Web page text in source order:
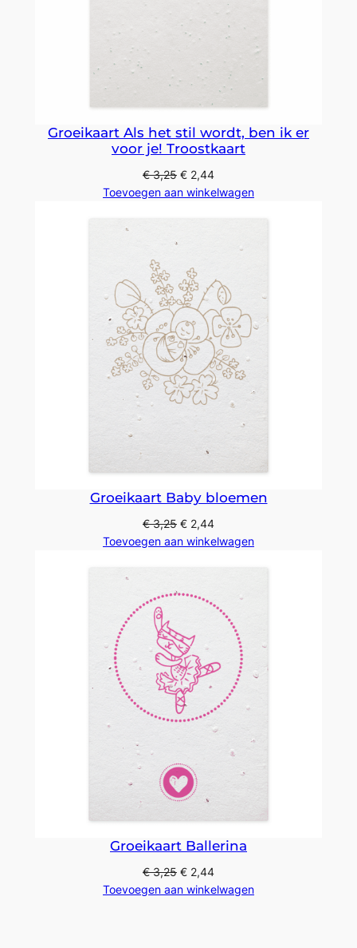
Groeikaart Als het stil wordt, ben ik er
voor je! Troostkaart
€3,25 € 2,44
Toevoegen aan winkelwagen
Groeikaart Baby bloemen
€3,25 € 2,44
Toevoegen aan winkelwagen
Groeikaart Ballerina
€3,25 € 2,44
Toevoegen aan winkelwagen